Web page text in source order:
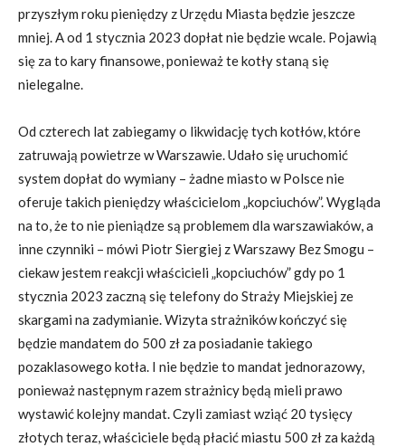
przyszłym roku pieniędzy z Urzędu Miasta będzie jeszcze
mniej. A od 1 stycznia 2023 dopłat nie będzie wcale. Pojawią
się za to kary finansowe, ponieważ te kotły staną się
nielegalne.
Od czterech lat zabiegamy o likwidację tych kotłów, które
zatruwają powietrze w Warszawie. Udało się uruchomić
system dopłat do wymiany – żadne miasto w Polsce nie
oferuje takich pieniędzy właścicielom „kopciuchów”. Wygląda
na to, że to nie pieniądze są problemem dla warszawiaków, a
inne czynniki – mówi Piotr Siergiej z Warszawy Bez Smogu –
ciekaw jestem reakcji właścicieli „kopciuchów” gdy po 1
stycznia 2023 zaczną się telefony do Straży Miejskiej ze
skargami na zadymianie. Wizyta strażników kończyć się
będzie mandatem do 500 zł za posiadanie takiego
pozaklasowego kotła. I nie będzie to mandat jednorazowy,
ponieważ następnym razem strażnicy będą mieli prawo
wystawić kolejny mandat. Czyli zamiast wziąć 20 tysięcy
złotych teraz, właściciele będą płacić miastu 500 zł za każdą